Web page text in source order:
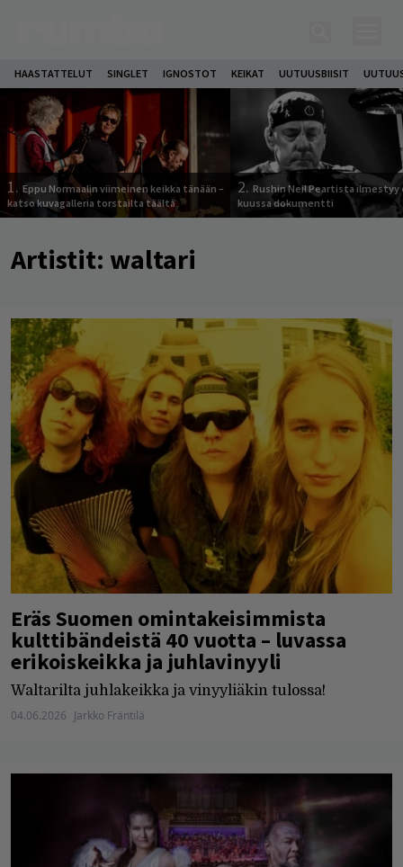
HAASTATTELUT SINGLET IGNOSTOT KEIKAT UUTUUSBIISIT
1. Eppu Normaalin viimeinen keikka tänään –
katso kuvagalleria torstailta täältä
2. Rushin Neil Peartista ilmestyy
kuussa dokumentti
Artistit: waltari
Eräs Suomen omintakeisimmista
kulttibändeistä 40 vuotta – luvassa
erikoiskeikka ja juhlavinyyli
Waltarilta juhlakeikka ja vinyyliäkin tulossa!
04.06.2026 Jarkko Fräntilä